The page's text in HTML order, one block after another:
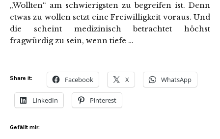
„Wollten“ am schwierigsten zu begreifen ist. Denn
etwas zu wollen setzt eine Freiwilligkeit voraus. Und
die scheint medizinisch betrachtet höchst
fragwürdig zu sein, wenn tiefe …
Share it: Facebook X WhatsApp
LinkedIn Pinterest
Gefällt mir: